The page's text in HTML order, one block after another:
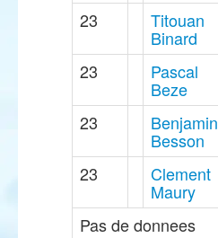
23 Titouan
Binard
23 Pascal
Beze
23 Benjamin
Besson
23 Clement
Maury
Pas de donnees